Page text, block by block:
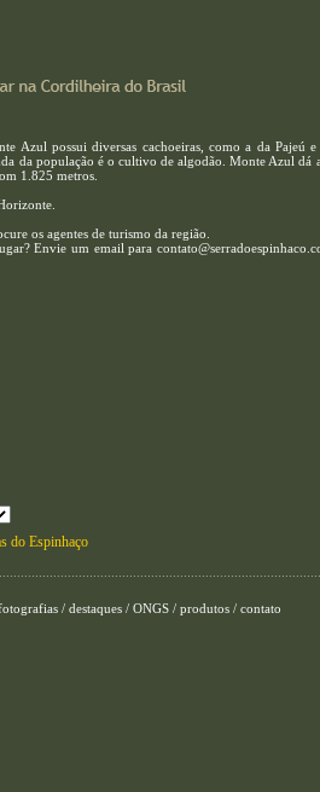
Azul possui diversas cachoeiras, como a da Pajeú
da população é o cultivo de algodão. Monte Azul dá
1.825 metros.
os agentes de turismo da região.
Envie um email para
do Espinhaço
/ destaques / ONGS / produtos / contato